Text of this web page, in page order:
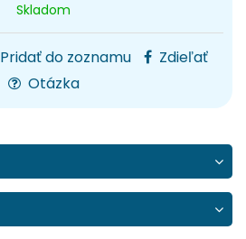
Skladom
Pridať do zoznamu
Zdieľať
Otázka